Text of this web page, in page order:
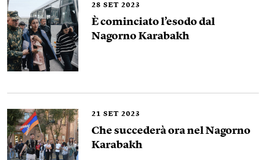
28 SET 2023
È cominciato l’esodo dal
Nagorno Karabakh
21 SET 2023
Che succederà ora nel Nagorno
Karabakh